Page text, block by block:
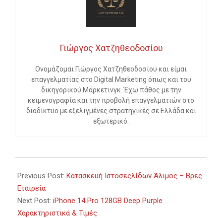
Γιώργος Χατζηθεοδοσίου
Ονομάζομαι Γιώργος Χατζηθεοδοσίου και είμαι
επαγγελματίας στο Digital Marketing όπως και του
δικηγορικού Μάρκετινγκ. Έχω πάθος με την
κειμενογραφία και την προβολή επαγγελματιών στο
διαδίκτυο με εξελιγμένες στρατηγικές σε Ελλάδα και
εξωτερικό.
02-
13
Previous Post: Κατασκευή Ιστοσεςλίδων Άλιμος – Βρες
Εταιρεία
Next Post: iPhone 14 Pro 128GB Deep Purple
Χαρακτηριστικά & Τιμές